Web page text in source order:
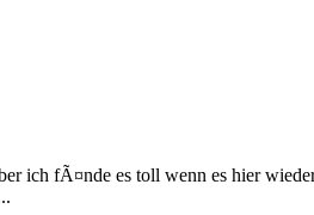
ich fÃ¤nde es toll wenn es hier